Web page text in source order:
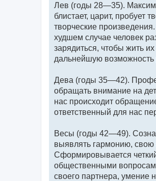
Лев (годы 28—35).
блистает, царит, пробует
творческие
худшем случае человек
зарядиться, чтобы жить
дальнейшую возможность
Дева (годы 35—42).
обращать внимание на
нас происходит
ответственный для нас
Весы (годы 42—49).
выявлять гармонию, свою
Сформировывается
общественными
своего партнера, умение